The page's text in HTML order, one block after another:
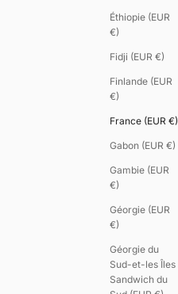
Éthiopie (EUR
€)
Fidji (EUR €)
Finlande (EUR
€)
France (EUR €)
Gabon (EUR €)
Gambie (EUR
€)
Géorgie (EUR
€)
Géorgie du
Sud-et-les Îles
Sandwich du